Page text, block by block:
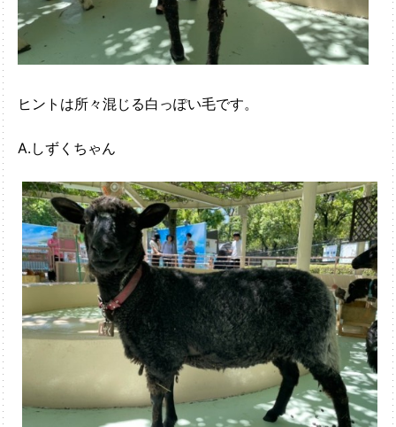
ヒントは所々混じる白っぽい毛です。
A.しずくちゃん